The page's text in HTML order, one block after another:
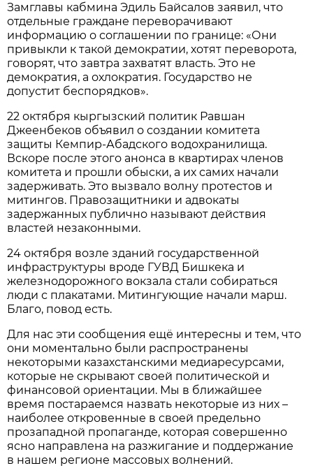
Замглавы кабмина Эдиль Байсалов заявил, что
отдельные граждане переворачивают
информацию о соглашении по границе: «Они
привыкли к такой демократии, хотят переворота,
говорят, что завтра захватят власть. Это не
демократия, а охлократия. Государство не
допустит беспорядков».
22 октября кыргызский политик Равшан
Джеенбеков объявил о создании комитета
защиты Кемпир-Абадского водохранилища.
Вскоре после этого анонса в квартирах членов
комитета и прошли обыски, а их самих начали
задерживать. Это вызвало волну протестов и
митингов. Правозащитники и адвокаты
задержанных публично называют действия
властей незаконными.
24 октября возле зданий государственной
инфраструктуры вроде ГУВД Бишкека и
железнодорожного вокзала стали собираться
люди с плакатами. Митингующие начали марш.
Благо, повод есть.
Для нас эти сообщения ещё интересны и тем, что
они моментально были распространены
некоторыми казахстанскими медиаресурсами,
которые не скрывают своей политической и
финансовой ориентации. Мы в ближайшее
время постараемся назвать некоторые из них –
наиболее откровенные в своей предельно
прозападной пропаганде, которая совершенно
ясно направлена на разжигание и поддержание
в нашем регионе массовых волнений.